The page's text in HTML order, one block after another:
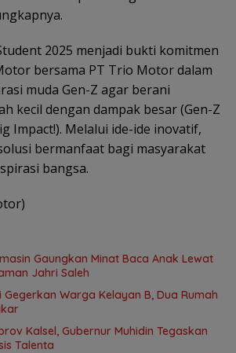
2025 menjadi bukti komitmen
bersama PT Trio Motor dalam
muda Gen-Z agar berani
kecil dengan dampak besar (Gen-Z
Impact!). Melalui ide-ide inovatif,
bermanfaat bagi masyarakat
bangsa.
Gaungkan Minat Baca Anak Lewat
Jahri Saleh
Warga Kelayan B, Dua Rumah
Kalsel, Gubernur Muhidin Tegaskan
Talenta